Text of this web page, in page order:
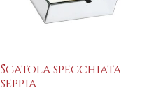
Scatola specchiata
seppia